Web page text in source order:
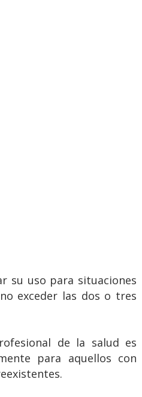
su uso para situaciones
exceder las dos o tres
de la salud es
para aquellos con